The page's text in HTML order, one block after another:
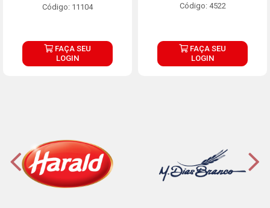
Código: 11104
FAÇA SEU
LOGIN
Código: 4522
FAÇA SEU
LOGIN